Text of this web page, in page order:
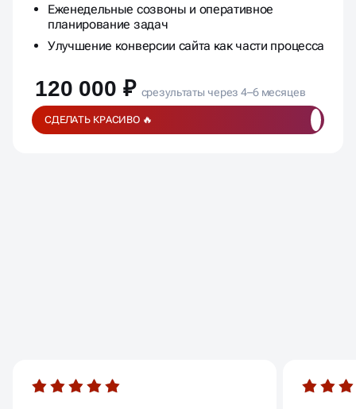
Еженедельные созвоны и оперативное
планирование задач
Улучшение конверсии сайта как части процесса
120 000 ₽ срезультаты через 4–6 месяцев
СДЕЛАТЬ КРАСИВО 🔥